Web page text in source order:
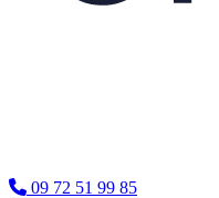
09 72 51 99 85